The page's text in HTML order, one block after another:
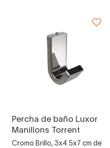
Percha de baño Luxor
Manillons Torrent
Cromo Brillo, 3x4.5x7 cm de